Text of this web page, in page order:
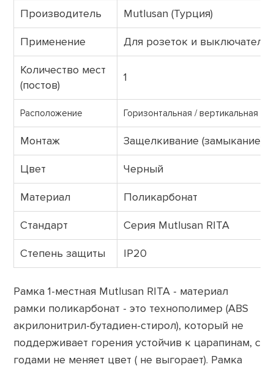
Производитель Mutlusan (Турция)
Применение Для розеток и
Количество мест
(постов)
1
Расположение Горизонтальная / вертикальная
Монтаж Защелкивание (замыкание)
Цвет Черный
Материал Поликарбонат
Стандарт Серия Mutlusan RITA
Cтепень защиты IP20
Рамка 1-местная Mutlusan RITA - материал
рамки поликарбонат - это технополимер (ABS
акрилонитрил-бутадиен-стирол), который не
поддерживает горения устойчив к царапинам, с
годами не меняет цвет ( не выгорает). Рамка